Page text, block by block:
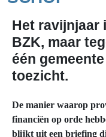
Het ravijnjaar
BZK, maar
één
toezicht.
De manier waarop
financiën op orde
blijkt uit een briefing